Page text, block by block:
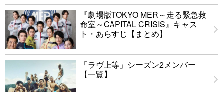
『劇場版TOKYO MER～走る緊急救
命室～CAPITAL CRISIS』キャス
ト・あらすじ【まとめ】
「ラヴ上等」シーズン2メンバー
【一覧】